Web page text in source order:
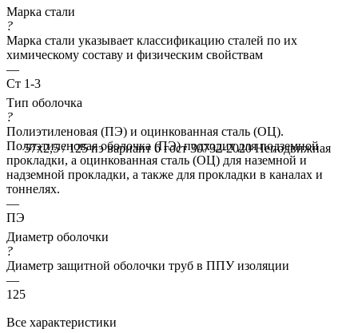
57x2,5 / 125 пэ вариант б гост 30732-2020 Неподвижная
Марка стали
?
Марка стали указывает классификацию сталей по их
химическому составу и физическим свойствам
—
Ст 1-3
Тип оболочка
?
Полиэтиленовая (ПЭ) и оцинкованная сталь (ОЦ).
Полиэтиленовая оболочка (ПЭ) подходит для подземной
прокладки, а оцинкованная сталь (ОЦ) для наземной и
надземной прокладки, а также для прокладки в каналах и
тоннелях.
—
ПЭ
Диаметр оболочки
?
Диаметр защитной оболочки труб в ППУ изоляции
—
125
Все характеристики